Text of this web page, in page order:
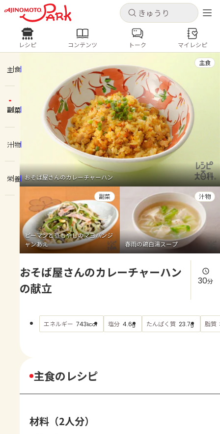
キャンセル
ログインするとレシピを保存できます
ログイン 新規登録
ホーム
コンテンツ
レシピ
トーク
よくあるお問い合わせ
お買い物
AJINOMOTO PARK とは
キャンセル
レシピ コンテンツ
人気の食材・レシピ
きゅうり なす トマト
とうもろこし
ピーマン
みょうが ゴーヤ
レシピ コンテンツ トーク マイレシピ
主食
副菜
汁物
栄養 おそば屋さんのカレーチャーハン
主食
ピーマンと豆もやしのマヨバンジ
ャンあえ
副菜
春雨の鶏白湯スープ
汁物
おそば屋さんのカレーチャーハン
の献立
30分
エネルギー 743kcal 塩分 4.6g たんぱく質 23.7g 脂質
主食のレシピ
材料（2人分）